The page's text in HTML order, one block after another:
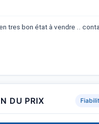
tres bon état à vendre ..
DU PRIX